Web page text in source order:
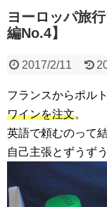
ヨーロッパ旅
編No.4】
2017/2/11
フランスからポル
ワインを注文。
英語で頼むのって
自己主張とずうず